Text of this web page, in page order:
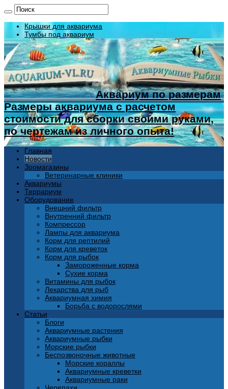
Крышки для аквариума
Тумбы под аквариум
Аквариум по размерам
Размеры аквариума с расчетом
стоимости для сборки своими руками,
по чертежам из личного опыта!
Главная
Новости
Зоомагазины
Ветеринарные клиники
Аквариумы
Террариум
Оборудование
Внешний фильтр
Внутренний фильтр
Компрессор
Лампы для аквариума
Корм для рептилий
Корм для креветок
Корм для рыбок
Замороженные корма
Сухие корма
Витамины для рыбок
Лекарства для рыб
Аквариумная химия
Борьба с водорослями
Статьи
Блоги
Аквариумные растения
Аквариумные рыбки
Морские рыбки
Беспозвоночные животные
Морские кораллы
Аквариумные креветки
Аквариумные раки